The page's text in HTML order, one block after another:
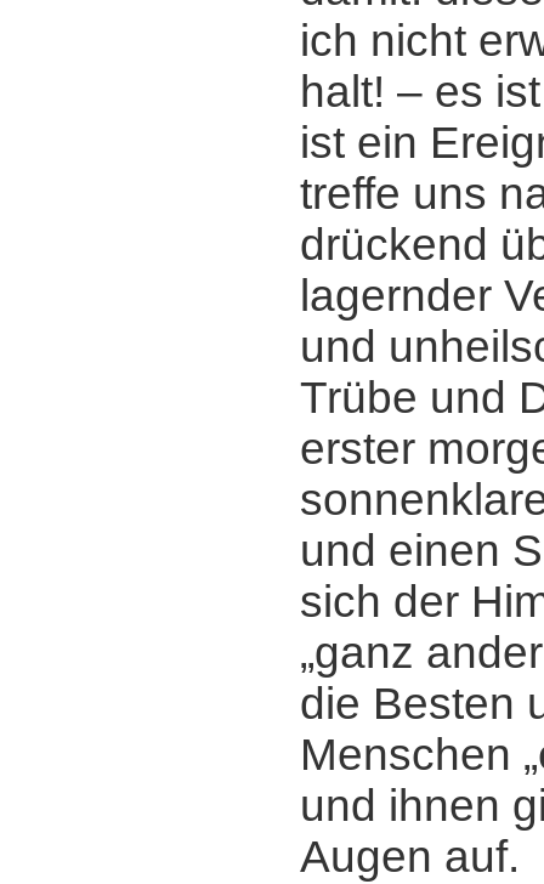
ich nicht
halt! ‒ es
ist ein
treffe uns
drückend
lagernder
und
Trübe und
erster
und einen
sich der
„ganz
die Besten
Menschen
und ihnen
Augen auf.